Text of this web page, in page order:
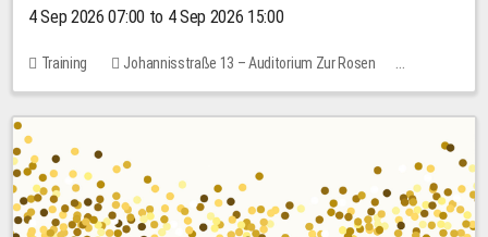
4 Sep 2026 07:00 to 4 Sep 2026 15:00
Training
Johannisstraße 13 – Auditorium Zur Rosen
7 places
10.00 EUR